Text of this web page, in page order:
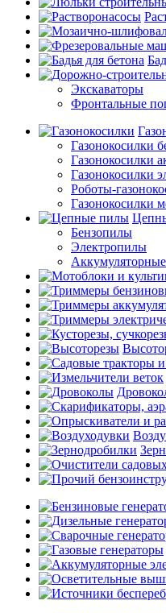
Экскаваторы
Фронтальные
Газонокосилки
Газонокосилки
Газонокосилки
Роботы-
Газонокосилки
Бензопилы
Электропилы